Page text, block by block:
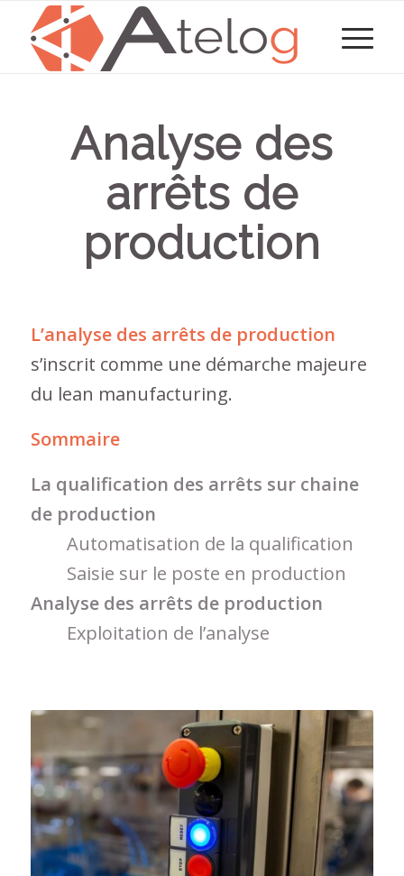
Analyse des
arrêts de
production
L’analyse des arrêts de production
s’inscrit comme une démarche majeure
du lean manufacturing.
Sommaire
La qualification des arrêts sur chaine
de production
Automatisation de la qualification
Saisie sur le poste en production
Analyse des arrêts de production
Exploitation de l’analyse